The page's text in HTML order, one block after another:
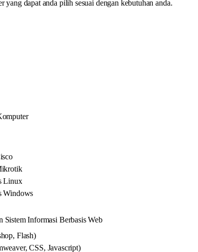
dapat anda pilih sesuai dengan kebutuhan anda.
Linux
Windows
Sistem Informasi Berbasis Web
Flash)
CSS, Javascript)